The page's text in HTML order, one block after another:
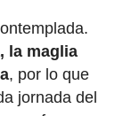
la maglia
, por lo que
jornada del